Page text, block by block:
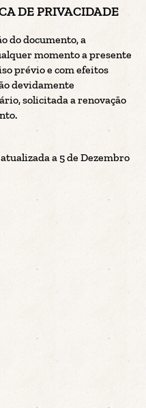
DE PRIVACIDADE
do documento, a
momento a presente
prévio e com efeitos
devidamente
solicitada a renovação
a 5 de Dezembro